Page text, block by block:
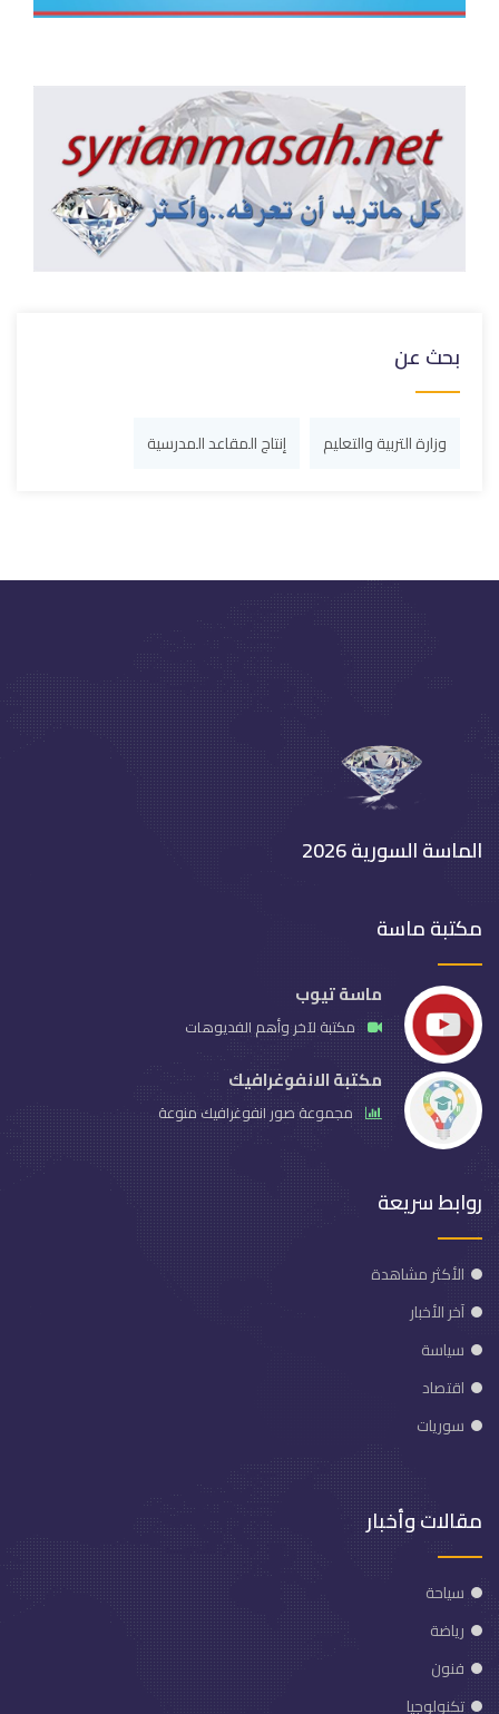
بحث عن
وزارة التربية والتعليم إنتاج المقاعد المدرسية
الماسة السورية 2026
مكتبة ماسة
ماسة تيوب
مكتبة لآخر وأهم الفديوهات
مكتبة الانفوغرافيك
مجموعة صور انفوغرافيك منوعة
روابط سريعة
الأكثر مشاهدة
آخر الأخبار
سياسة
اقتصاد
سوريات
مقالات وأخبار
سياحة
رياضة
فنون
تكنولوجيا